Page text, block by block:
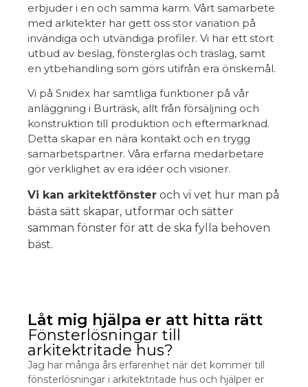
erbjuder i en och samma karm. Vårt samarbete
med arkitekter har gett oss stor variation på
invändiga och utvändiga profiler. Vi har ett stort
utbud av beslag, fönsterglas och träslag, samt
en ytbehandling som görs utifrån era önskemål.
Vi på Snidex har samtliga funktioner på vår
anläggning i Burträsk, allt från försäljning och
konstruktion till produktion och eftermarknad.
Detta skapar en nära kontakt och en trygg
samarbetspartner. Våra erfarna medarbetare
gör verklighet av era idéer och visioner.
Vi kan arkitektfönster och vi vet hur man på
bästa sätt skapar, utformar och sätter
samman fönster för att de ska fylla behoven
bäst.
Låt mig hjälpa er att hitta rätt
Fönsterlösningar till
arkitektritade hus?
Jag har många års erfarenhet när det kommer till
fönsterlösningar i arkitektritade hus och hjälper er